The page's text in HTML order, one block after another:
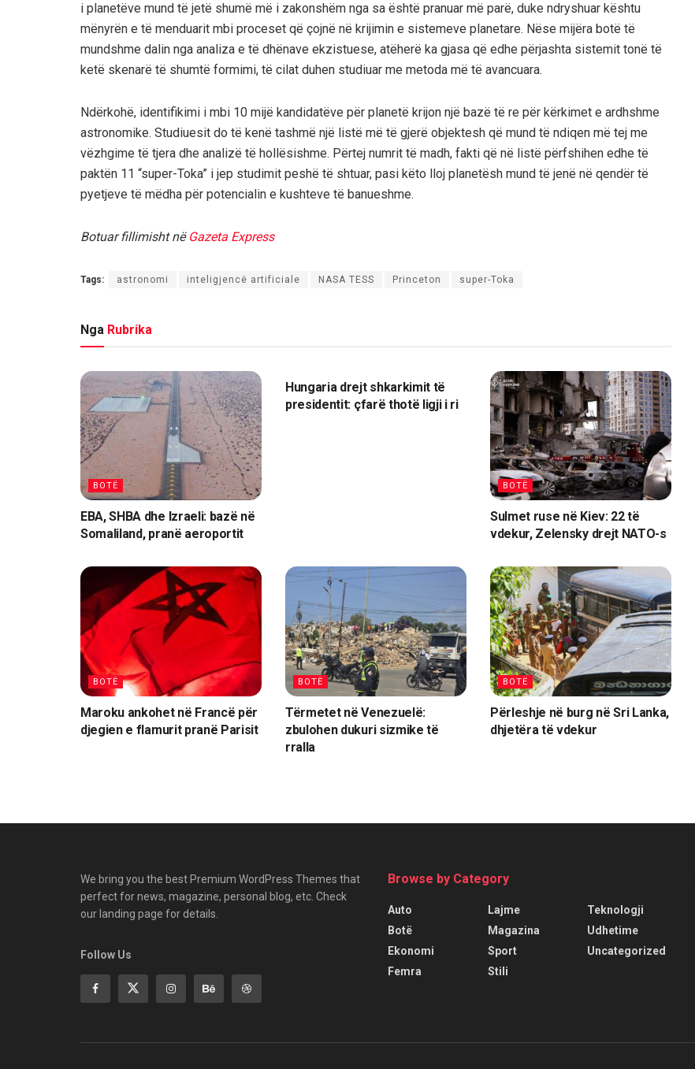
i planetëve mund të jetë shumë më i zakonshëm nga sa është pranuar më parë, duke ndryshuar kështu
mënyrën e të menduarit mbi proceset që çojnë në krijimin e sistemeve planetare. Nëse mijëra botë të
mundshme dalin nga analiza e të dhënave ekzistuese, atëherë ka gjasa që edhe përjashta sistemit tonë të
ketë skenarë të shumtë formimi, të cilat duhen studiuar me metoda më të avancuara.
Ndërkohë, identifikimi i mbi 10 mijë kandidatëve për planetë krijon një bazë të re për kërkimet e ardhshme
astronomike. Studiuesit do të kenë tashmë një listë më të gjerë objektesh që mund të ndiqen më tej me
vëzhgime të tjera dhe analizë të hollësishme. Përtej numrit të madh, fakti që në listë përfshihen edhe të
paktën 11 “super-Toka” i jep studimit peshë të shtuar, pasi këto lloj planetësh mund të jenë në qendër të
pyetjeve të mëdha për potencialin e kushteve të banueshme.
Botuar fillimisht në Gazeta Express
Tags: astronomi inteligjencë artificiale NASA TESS Princeton super-Toka
Nga Rubrika
BOTË
EBA, SHBA dhe Izraeli: bazë në
Somaliland, pranë aeroportit
Hungaria drejt shkarkimit të
presidentit: çfarë thotë ligji i ri
BOTË
Sulmet ruse në Kiev: 22 të
vdekur, Zelensky drejt NATO-s
BOTË
Maroku ankohet në Francë për
djegien e flamurit pranë Parisit
BOTË
Tërmetet në Venezuelë:
zbulohen dukuri sizmike të
rralla
BOTË
Përleshje në burg në Sri Lanka,
dhjetëra të vdekur
We bring you the best Premium WordPress Themes that
perfect for news, magazine, personal blog, etc. Check
our landing page for details.
Follow Us
Browse by Category
Auto
Botë
Ekonomi
Femra
Lajme
Magazina
Sport
Stili
Teknologji
Udhetime
Uncategorized